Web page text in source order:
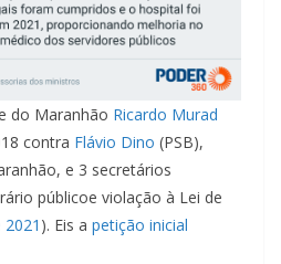
do Maranhão Ricardo Murad
contra Flávio Dino (PSB),
e 3 secretários
públicoe violação à Lei de
). Eis a petição inicial